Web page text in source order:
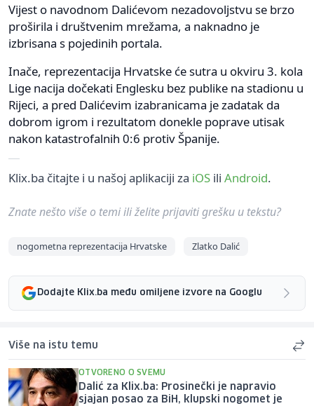
Vijest o navodnom Dalićevom nezadovoljstvu se brzo
proširila i društvenim mrežama, a naknadno je
izbrisana s pojedinih portala.
Inače, reprezentacija Hrvatske će sutra u okviru 3. kola
Lige nacija dočekati Englesku bez publike na stadionu u
Rijeci, a pred Dalićevim izabranicama je zadatak da
dobrom igrom i rezultatom donekle poprave utisak
nakon katastrofalnih 0:6 protiv Španije.
Klix.ba čitajte i u našoj aplikaciji za iOS ili Android.
Znate nešto više o temi ili želite prijaviti grešku u tekstu?
nogometna reprezentacija Hrvatske Zlatko Dalić
Dodajte Klix.ba među omiljene izvore na Googlu
Više na istu temu
OTVORENO O SVEMU
Dalić za Klix.ba: Prosinečki je napravio
sjajan posao za BiH, klupski nogomet je